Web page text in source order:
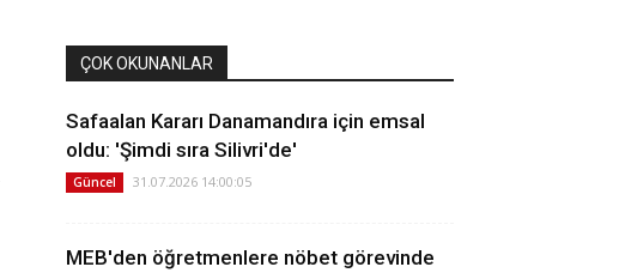
ÇOK OKUNANLAR
Safaalan Kararı Danamandıra için emsal
oldu: 'Şimdi sıra Silivri'de'
Güncel 31.07.2026 14:00:05
MEB'den öğretmenlere nöbet görevinde